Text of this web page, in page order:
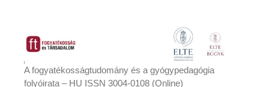
tartalomba
A fogyatékosságtudomány és a gyógypedagógia
folyóirata – HU ISSN 3004-0108 (Online)